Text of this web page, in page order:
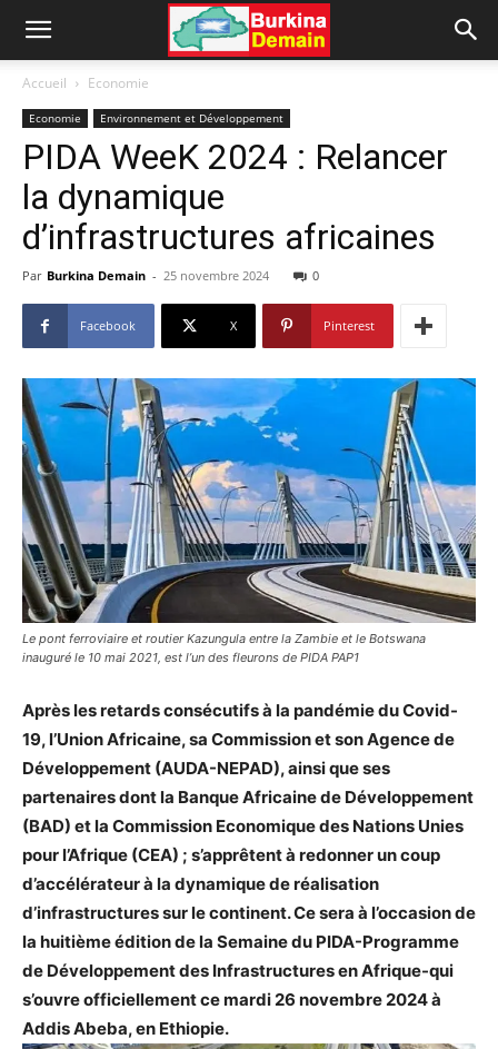
Accueil Economie
Economie Environnement et Développement
PIDA WeeK 2024 : Relancer
la dynamique
d’infrastructures africaines
Par Burkina Demain - 25 novembre 2024 0
Facebook X Pinterest
Le pont ferroviaire et routier Kazungula entre la Zambie et le Botswana
inauguré le 10 mai 2021, est l’un des fleurons de PIDA PAP1
Après les retards consécutifs à la pandémie du Covid-
19, l’Union Africaine, sa Commission et son Agence de
Développement (AUDA-NEPAD), ainsi que ses
partenaires dont la Banque Africaine de Développement
(BAD) et la Commission Economique des Nations Unies
pour l’Afrique (CEA) ; s’apprêtent à redonner un coup
d’accélérateur à la dynamique de réalisation
d’infrastructures sur le continent. Ce sera à l’occasion de
la huitième édition de la Semaine du PIDA-Programme
de Développement des Infrastructures en Afrique-qui
s’ouvre officiellement ce mardi 26 novembre 2024 à
Addis Abeba, en Ethiopie.